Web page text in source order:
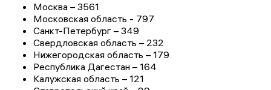
Москва – 3561
Московская область - 797
Санкт-Петербург – 349
Свердловская область – 232
Нижегородская область – 179
Республика Дагестан – 164
Калужская область – 121